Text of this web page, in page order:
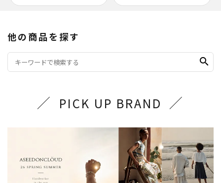
他の商品を探す
search
PICK UP BRAND